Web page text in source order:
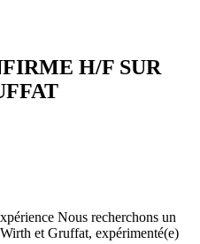
H/F SUR
Nous recherchons un
et Gruffat, expérimenté(e)